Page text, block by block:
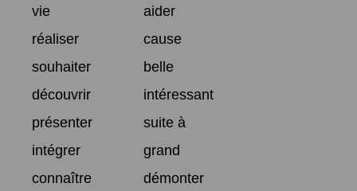
vie
aider
réaliser
cause
souhaiter
belle
découvrir
intéressant
présenter
suite à
intégrer
grand
connaître
démonter